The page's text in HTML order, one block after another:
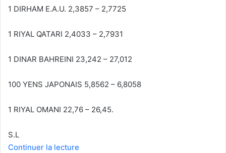
1 DIRHAM E.A.U. 2,3857 – 2,7725
1 RIYAL QATARI 2,4033 – 2,7931
1 DINAR BAHREINI 23,242 – 27,012
100 YENS JAPONAIS 5,8562 – 6,8058
1 RIYAL OMANI 22,76 – 26,45.
S.L
Continuer la lecture